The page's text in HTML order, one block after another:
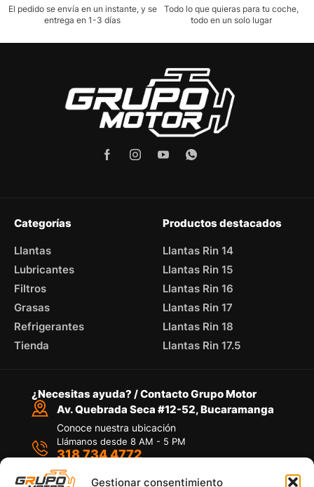
Gestionar consentimiento
El pedido se envía en un instante, y se
entrega en 1-3 días
Todo lo que quieras para tu coche,
todo en un solo lugar
Categorías
Llantas
Lubricantes
Filtros
Grasas
Refrigerantes
Tienda
Productos destacados
Llantas Rin 14
Llantas Rin 15
Llantas Rin 16
Llantas Rin 17
Llantas Rin 18
Llantas Rin 17.5
¿Necesitas ayuda? / Contacto Grupo Motor
Av. Quebrada Seca #12-52, Bucaramanga
Conoce nuestra ubicación
Llámanos desde 8 AM - 5 PM
318 734 4772
Por medio de WhatsApp